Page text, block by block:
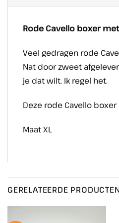
Rode Cavello boxer
Veel gedragen rode
Nat door zweet
je dat wilt. Ik regel het.
Deze rode Cavello
Maat XL
GERELATEERDE